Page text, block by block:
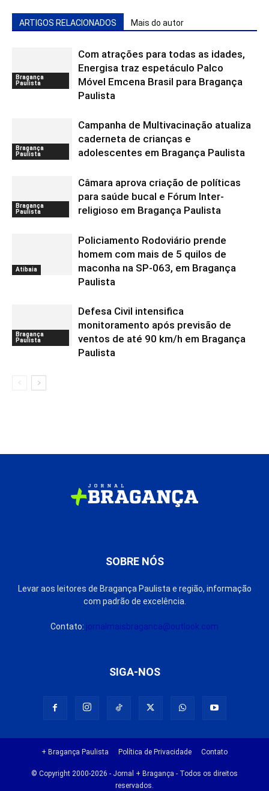
ARTIGOS RELACIONADOS Mais do autor
Bragança
Paulista
Com atrações para todas as idades,
Energisa traz espetáculo Palco
Móvel Emcena Brasil para Bragança
Paulista
Bragança
Paulista
Campanha de Multivacinação atualiza
caderneta de crianças e
adolescentes em Bragança Paulista
Bragança
Paulista
Câmara aprova criação de políticas
para saúde bucal e Fórum Inter-
religioso em Bragança Paulista
Atibaia
Policiamento Rodoviário prende
homem com mais de 5 quilos de
maconha na SP-063, em Bragança
Paulista
Bragança
Paulista
Defesa Civil intensifica
monitoramento após previsão de
ventos de até 90 km/h em Bragança
Paulista
SOBRE NÓS
Levar aos leitores de Bragança Paulista e região, informação
com padrão de excelência.
Contato: jornalmaisbraganca@outlook.com
SIGA-NOS
+ Bragança Paulista Política de Privacidade Contato
© Copyright 2000-2026 - Jornal + Bragança - Todos os direitos
reservados.